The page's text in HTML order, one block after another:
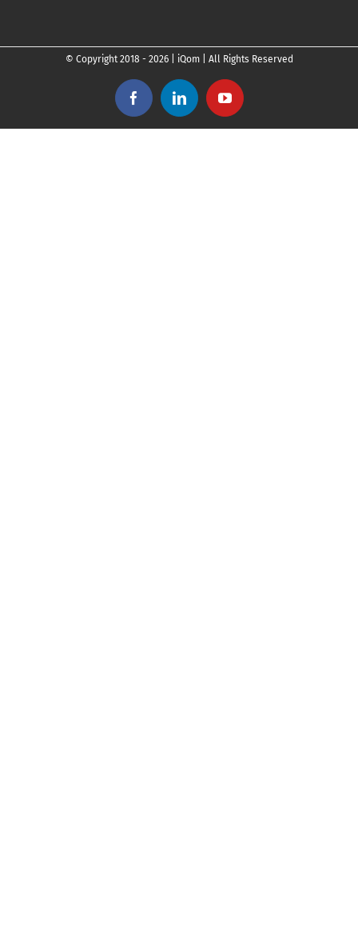
© Copyright 2018 - 2026 | iQom | All Rights Reserved
FacebookLinkedInYouTube